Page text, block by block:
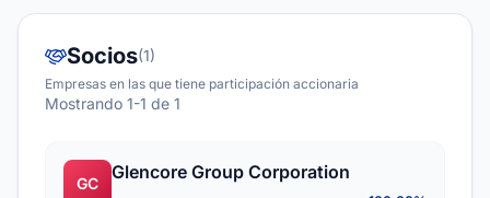
Socios(1)
Empresas en las que tiene participación accionaria
Mostrando 1-1 de 1
GC
Glencore Group Corporation